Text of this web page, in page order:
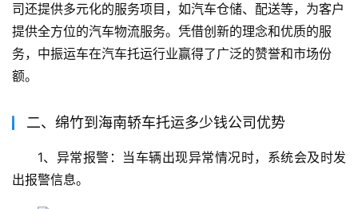
司还提供多元化的服务项目，如汽车仓储、配送等，为客户
提供全方位的汽车物流服务。凭借创新的理念和优质的服
务，中振运车在汽车托运行业赢得了广泛的赞誉和市场份
额。
二、绵竹到海南轿车托运多少钱公司优势
1、异常报警：当车辆出现异常情况时，系统会及时发
出报警信息。